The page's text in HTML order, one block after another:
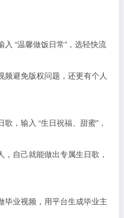
“温馨做饭日常”，选轻快流
频避免版权问题，还更有个人
，输入 “生日祝福、甜蜜”，
自己就能做出专属生日歌，
毕业视频，用平台生成毕业主